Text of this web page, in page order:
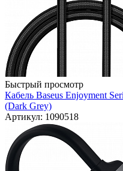
Быстрый просмотр
Кабель Baseus Enjoyment
(Dark Grey)
Артикул: 1090518